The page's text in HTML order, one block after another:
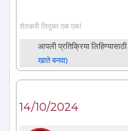
शेतकरी तितुका एक एक!
आपली प्रतिक्रिया लिहिण्यासाठी
खाते बनवा)
14/10/2024